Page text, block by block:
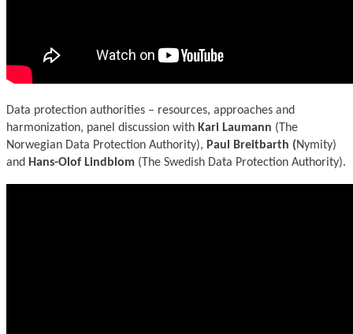
Data protection authorities – resources, approaches and
harmonization, panel discussion with Kari Laumann (The
Norwegian Data Protection Authority), Paul Breitbarth (Nymity)
and Hans-Olof Lindblom (The Swedish Data Protection Authority).